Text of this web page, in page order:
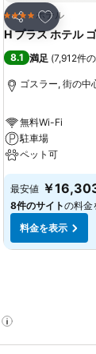
シェア
お気に入
4 ホテルのランク
ホテル
H プラス ホテル
8.1 満足 (7,912件
ゴスラー, 街の中
無料Wi-Fi
駐車場
ペット可
最安値 ￥
8件のサイトの料金
料金を表示